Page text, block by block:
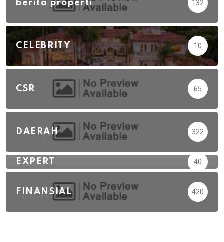
berita properti 132
CELEBRITY 10
CSR 65
DAERAH 322
EXPERT 40
FINANSIAL 420